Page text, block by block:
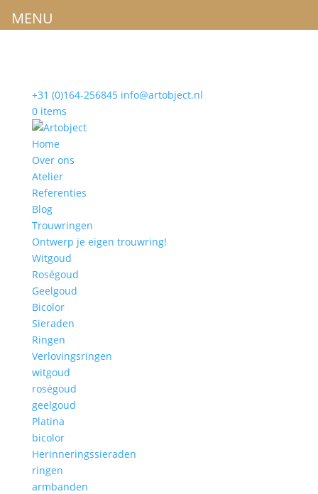
+31 (0)164-256845 info@artobject.nl
0 items
Home
Over ons
Atelier
Referenties
Blog
Trouwringen
Ontwerp je eigen trouwring!
Witgoud
Roségoud
Geelgoud
Bicolor
Sieraden
Ringen
Verlovingsringen
witgoud
roségoud
geelgoud
Platina
bicolor
Herinneringssieraden
ringen
armbanden
MENU